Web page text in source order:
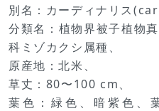
別名：カーディナリス
分類名：植物界被子植物
科ミゾカクシ属種、
原産地：北米、
草丈：80〜100 cm、
葉色：緑色、暗紫色、